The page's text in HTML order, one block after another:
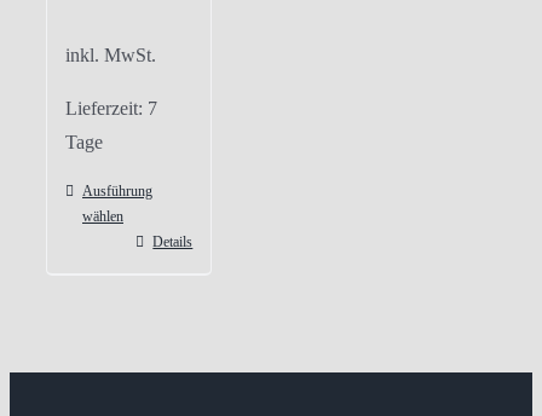
inkl. MwSt.
Lieferzeit: 7
Tage
Ausführung
wählen
Details